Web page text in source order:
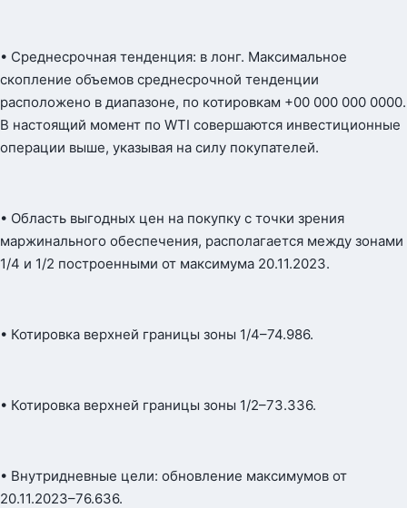
• Среднесрочная тенденция: в лонг. Максимальное
скопление объемов среднесрочной тенденции
расположено в диапазоне, по котировкам +00 000 000 0000.
В настоящий момент по WTI совершаются инвестиционные
операции выше, указывая на силу покупателей.
• Область выгодных цен на покупку с точки зрения
маржинального обеспечения, располагается между зонами
1/4 и 1/2 построенными от максимума 20.11.2023.
• Котировка верхней границы зоны 1/4–74.986.
• Котировка верхней границы зоны 1/2–73.336.
• Внутридневные цели: обновление максимумов от
20.11.2023–76.636.